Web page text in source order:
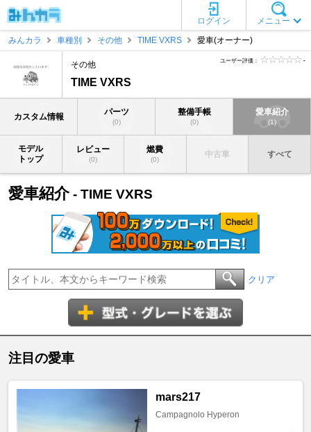
メニュー
ログイン
みんカラ
車種別 その他 TIME VXRS 愛車(オーナー)
その他
TIME VXRS
ユーザー評価： -
カスタム情報 パーツ
(0)
整備手帳
(0)
愛車紹介
(1)
モデル
トップ
レビュー
(0)
燃費
(0)
中古車 すべて
愛車紹介- TIME VXRS
クリア
注目の愛車
mars217
Campagnolo Hyperon